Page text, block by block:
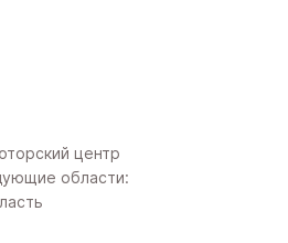
центр
области: